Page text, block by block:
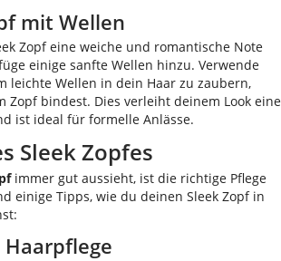
mit Wellen
Zopf eine weiche und romantische Note
einige sanfte Wellen hinzu. Verwende
leichte Wellen in dein Haar zu zaubern,
Zopf bindest. Dies verleiht deinem Look eine
ist ideal für formelle Anlässe.
Sleek Zopfes
immer gut aussieht, ist die richtige Pflege
einige Tipps, wie du deinen Sleek Zopf in
Haarpflege